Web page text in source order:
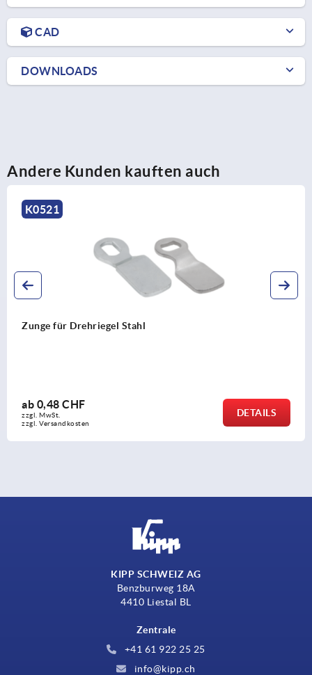
CAD
DOWNLOADS
Andere Kunden kauften auch
Zungen Stahl, mit Anschlag
ab
zzgl. Versandkosten
KIPP SCHWEIZ AG
Benzburweg 18A
4410 Liestal BL
Zentrale
+41 61 922 25 25
info@kipp.ch